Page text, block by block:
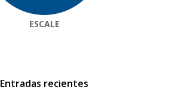
ESCALE
Entradas recientes